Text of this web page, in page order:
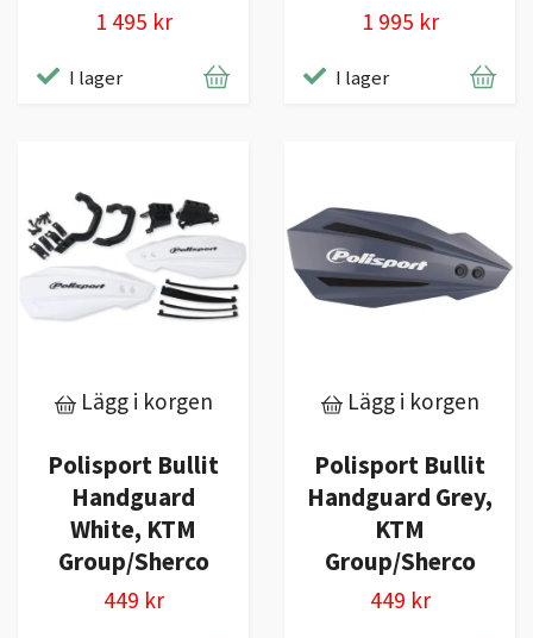
1 495 kr
I lager
1 995 kr
I lager
Lägg i korgen
Polisport Bullit
Handguard
White, KTM
Group/Sherco
449 kr
Lägg i korgen
Polisport Bullit
Handguard Grey,
KTM
Group/Sherco
449 kr